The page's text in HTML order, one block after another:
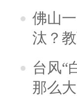
佛山
汰？
台风“
那么大